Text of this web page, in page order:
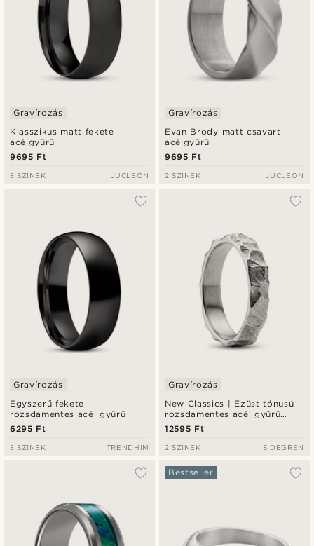
Klasszikus matt fekete
acélgyűrű
Gravírozás
9695 Ft
3 SZÍNEK LUCLEON
Evan Brody matt csavart
acélgyűrű
Gravírozás
9695 Ft
2 SZÍNEK LUCLEON
Egyszerű fekete
rozsdamentes acél gyűrű
Gravírozás
6295 Ft
3 SZÍNEK TRENDHIM
New Classics | Ezüst tónusú
rozsdamentes acél gyűrű
rusztikus felülettel 4 mm
Gravírozás
12595 Ft
2 SZÍNEK SIDEGREN
Bestseller